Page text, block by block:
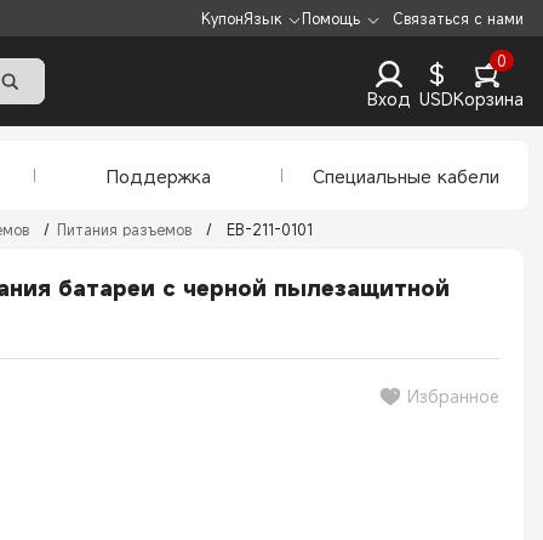
КупонЯзык Помощь Связаться с нами
Вход
$
USD
0
Корзина
Поддержка Специальные кабели
/ Питания разъемов / EB-211-0101
батареи с черной пылезащитной
Избранное